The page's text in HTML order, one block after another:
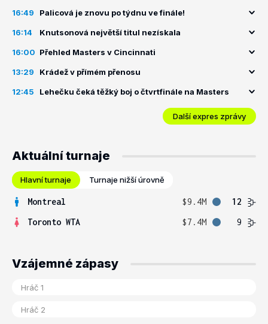
16:49 Palicová je znovu po týdnu ve finále!
16:14 Knutsonová největší titul nezískala
16:00 Přehled Masters v Cincinnati
13:29 Krádež v přímém přenosu
12:45 Lehečku čeká těžký boj o čtvrtfinále na Masters
Další expres zprávy
Aktuální turnaje
Hlavní turnaje Turnaje nižší úrovně
Montreal $9.4M
12
Toronto WTA
$7.4M 9
Vzájemné zápasy